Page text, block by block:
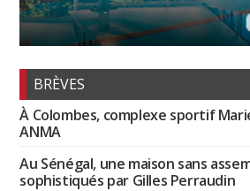
BRÈVES
À Colombes, complexe sportif
ANMA
Au Sénégal, une maison sans
sophistiqués par Gilles Perraudin